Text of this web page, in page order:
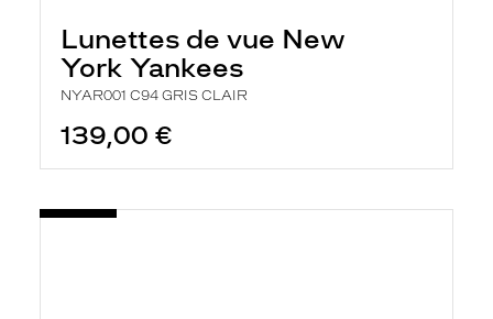
Lunettes de vue New
York Yankees
NYAR001 C94 GRIS CLAIR
139,00 €